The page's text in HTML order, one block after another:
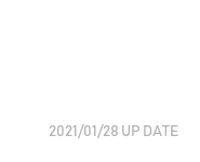
2021/01/28 UP DATE